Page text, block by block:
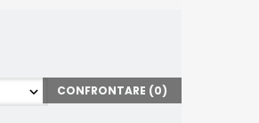
CONFRONTARE (0)